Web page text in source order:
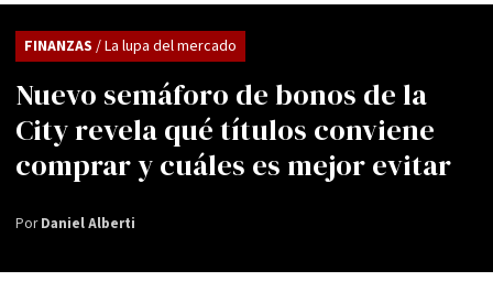
Nuevo semáforo de bonos de la
City revela qué títulos conviene
comprar y cuáles es mejor evitar
FINANZAS / La lupa del mercado
PorDaniel Alberti